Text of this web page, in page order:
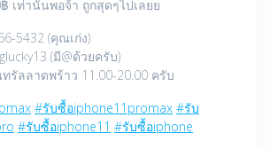
เท่านั้นพอจ้า ถูกสุดๆไปเลยย
5432 (คุณเก่ง)
(มี@ด้วยครับ)
รัลลาดพร้าว 11.00-20.00 ครับ
#รับซื้อiphone11promax #รับ
#รับซื้อiphone11 #รับซื้อiphone